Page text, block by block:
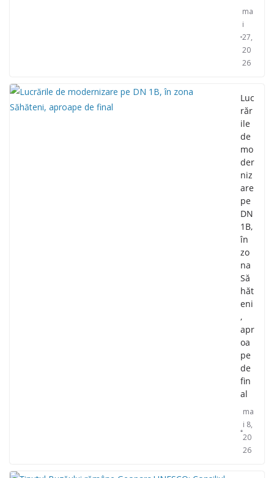
ma
i
27,
20
26
Luc
răr
ile
de
mo
der
niz
are
pe
DN
1B,
în
zo
na
Să
hăt
eni
,
apr
oa
pe
de
fin
al
ma
i 8,
20
26